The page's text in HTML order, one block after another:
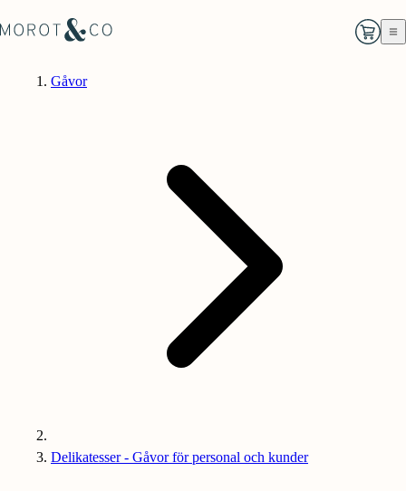
Gåvor
Delikatesser - Gåvor för personal och kunder